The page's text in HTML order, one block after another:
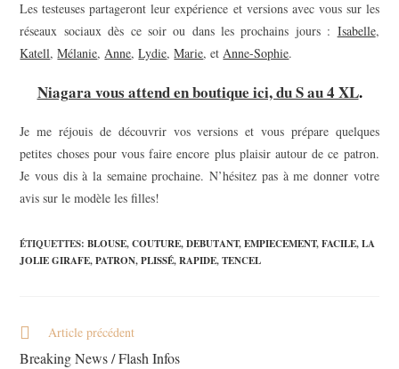
Les testeuses partageront leur expérience et versions avec vous sur les
réseaux sociaux dès ce soir ou dans les prochains jours : Isabelle,
Katell,Mélanie,Anne,Lydie,Marie, etAnne-Sophie.
Niagara vous attend en boutique ici, du S au 4 XL.
Je me réjouis de découvrir vos versions et vous prépare quelques
petites choses pour vous faire encore plus plaisir autour de ce patron.
Je vous dis à la semaine prochaine. N’hésitez pas à me donner votre
avis sur le modèle les filles!
ÉTIQUETTES:BLOUSE, COUTURE, DEBUTANT, EMPIECEMENT, FACILE, LA
JOLIE GIRAFE, PATRON, PLISSÉ, RAPIDE, TENCEL
Article précédent
Breaking News / Flash Infos